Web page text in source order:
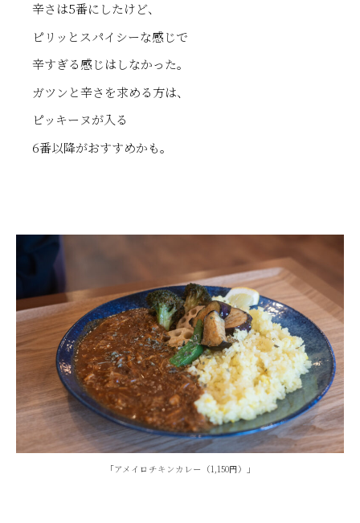
辛さは5番にしたけど、
ピリッとスパイシーな感じで
辛すぎる感じはしなかった。
ガツンと辛さを求める方は、
ピッキーヌが入る
6番以降がおすすめかも。
「アメイロチキンカレー（1,150円）」